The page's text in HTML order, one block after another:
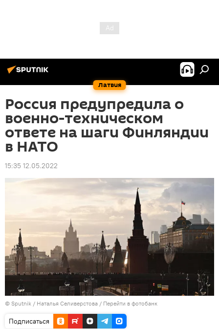
Латвия
Россия предупредила о
военно-техническом
ответе на шаги Финляндии
в НАТО
15:35 12.05.2022
© Sputnik / Наталья Селиверстова / Перейти в фотобанк
Подписаться